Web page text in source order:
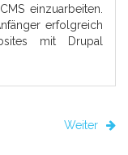
einzuarbeiten.
erfolgreich
mit Drupal
Weiter